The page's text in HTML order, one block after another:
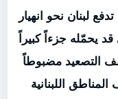
لبنان نحو انهيار
يحمّله جزءاً كبيراً
التصعيد مضبوطاً
اللبنانية